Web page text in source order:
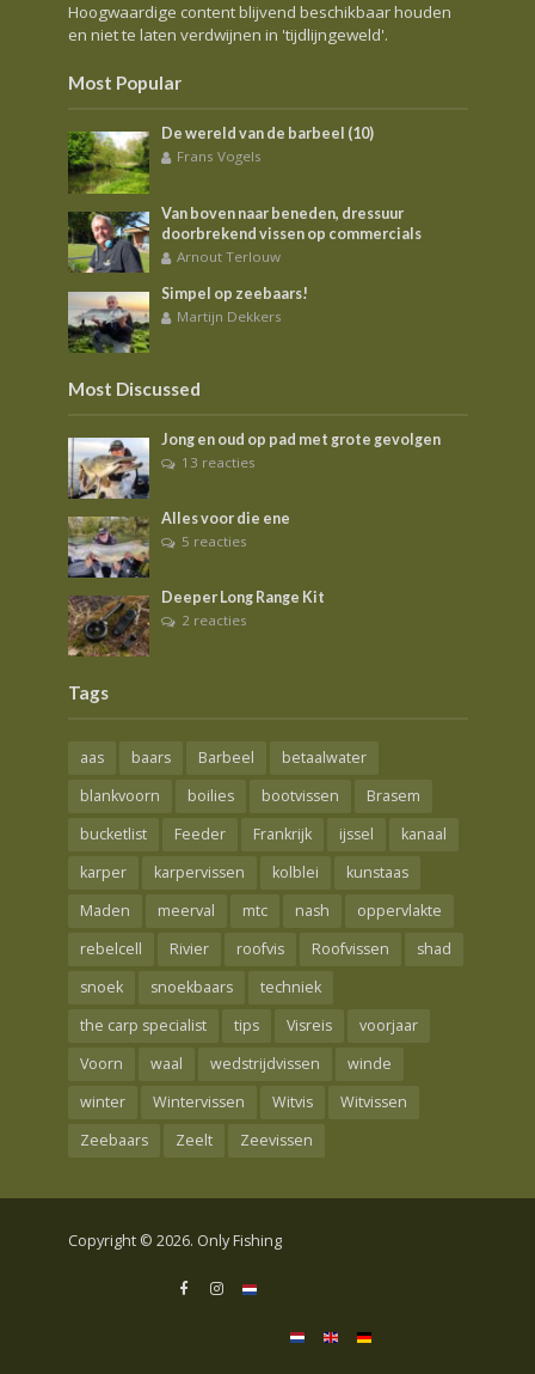
Hoogwaardige content blijvend beschikbaar houden
en niet te laten verdwijnen in 'tijdlijngeweld'.
Most Popular
De wereld van de barbeel (10)
Frans Vogels
Van boven naar beneden, dressuur
doorbrekend vissen op commercials
Arnout Terlouw
Simpel op zeebaars!
Martijn Dekkers
Most Discussed
Jong en oud op pad met grote gevolgen
13 reacties
Alles voor die ene
5 reacties
Deeper Long Range Kit
2 reacties
Tags
aas baars Barbeel
betaalwater
blankvoorn
boilies bootvissen
Brasem
bucketlist
Feeder Frankrijk ijssel
kanaal
karper
karpervissen kolblei
kunstaas
Maden
meerval mtc nash
oppervlakte
rebelcell
Rivier roofvis Roofvissen
shad
snoek
snoekbaars
techniek
the carp specialist
tips Visreis
voorjaar
Voorn
waal wedstrijdvissen
winde
winter
Wintervissen Witvis
Witvissen
Zeebaars
Zeelt Zeevissen
Copyright © 2026. Only Fishing